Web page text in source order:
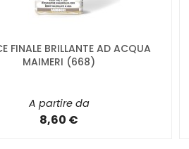
FINALE BRILLANTE AD ACQUA
MAIMERI (668)
A partire da
8,60 €